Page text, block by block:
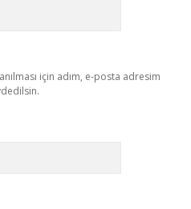
için adım, e-posta adresim